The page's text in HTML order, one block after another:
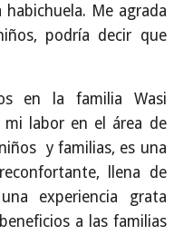
Me agrada
podría decir que
en la familia Wasi
mi labor en el área de
y familias, es una
llena de
experiencia grata
a las familias